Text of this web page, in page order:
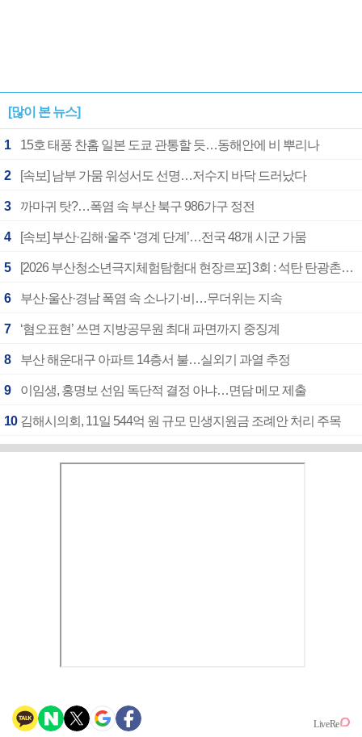
[많이 본 뉴스]
1 15호 태풍 찬홈 일본 도쿄 관통할 듯…동해안에 비 뿌리나
2 [속보] 남부 가뭄 위성서도 선명…저수지 바닥 드러났다
3 까마귀 탓?…폭염 속 부산 북구 986가구 정전
4 [속보] 부산·김해·울주 ‘경계 단계’…전국 48개 시군 가뭄
5 [2026 부산청소년극지체험탐험대 현장르포] 3회 : 석탄 탄광촌에서 북극 연구의 중심지로
6 부산·울산·경남 폭염 속 소나기·비…무더위는 지속
7 ‘혐오표현’ 쓰면 지방공무원 최대 파면까지 중징계
8 부산 해운대구 아파트 14층서 불…실외기 과열 추정
9 이임생, 홍명보 선임 독단적 결정 아냐…면담 메모 제출
10 김해시의회, 11일 544억 원 규모 민생지원금 조례안 처리 주목